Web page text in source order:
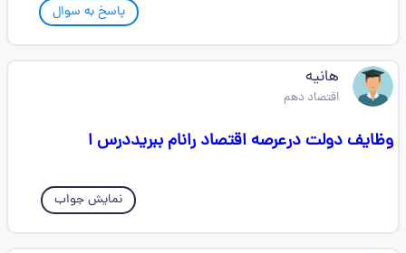
پاسخ به سوال
هانیه
اقتصاد دهم
وظایف دولت درعرصه اقتصاد رانام ببریددرس ا
نمایش جواب